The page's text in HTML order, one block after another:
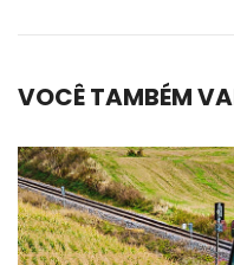
VOCÊ TAMBÉM